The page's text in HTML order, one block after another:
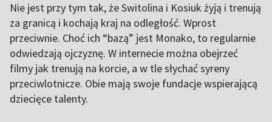
Nie jest przy tym tak, że Switolina i Kosiuk żyją i trenują
za granicą i kochają kraj na odległość. Wprost
przeciwnie. Choć ich “bazą” jest Monako, to regularnie
odwiedzają ojczyznę. W internecie można obejrzeć
filmy jak trenują na korcie, a w tle słychać syreny
przeciwlotnicze. Obie mają swoje fundacje wspierającą
dziecięce talenty.